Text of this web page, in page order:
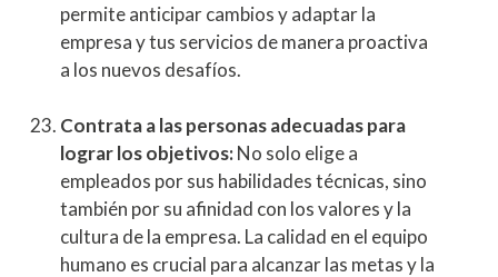
permite anticipar cambios y adaptar la
empresa y tus servicios de manera proactiva
a los nuevos desafíos.
Contrata a las personas adecuadas para
lograr los objetivos:No solo elige a
empleados por sus habilidades técnicas, sino
también por su afinidad con los valores y la
cultura de la empresa. La calidad en el equipo
humano es crucial para alcanzar las metas y la